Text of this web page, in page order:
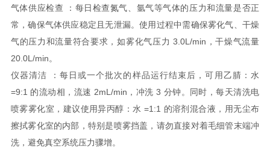
气体供应检查 ：每日检查氮气、氩气等气体的压力和流量是否正
常，确保气体供应稳定且无泄漏。使用过程中需确保雾化气、干燥
气的压力和流量符合要求，如雾化气压力 3.0L/min，干燥气流量
20.0L/min。
仪器清洁 ：每日或一个批次的样品运行结束后，可用乙腈：水
=9:1 的流动相，流速 2mL/min，冲洗 3 分钟。同时，每天清洗电
喷雾雾化室，建议使用异丙醇：水 =1:1 的溶剂混合液，用无尘布
擦拭雾化室的内部，特别是喷雾挡盖，请勿直接对着毛细管末端冲
洗，避免真空系统压力骤增。